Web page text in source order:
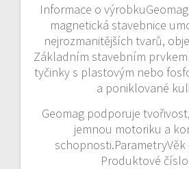
Informace o
magnetická stavebnice
nejrozmanitějších tvarů,
Základním stavebním
tyčinky s plastovým nebo
a poniklované
Geomag podporuje
jemnou motoriku a
Produktové